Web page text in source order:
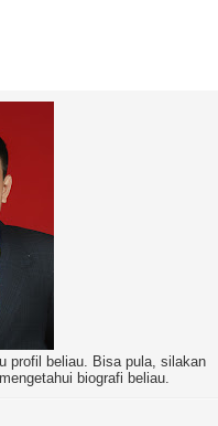
profil beliau. Bisa pula, silakan
biografi beliau.